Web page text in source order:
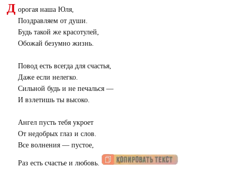
Д орогая наша Юля,
Поздравляем от души.
Будь такой же красотулей,
Обожай безумно жизнь.
Повод есть всегда для счастья,
Даже если нелегко.
Сильной будь и не печалься —
И взлетишь ты высоко.
Ангел пусть тебя укроет
От недобрых глаз и слов.
Все волнения — пустое,
Раз есть счастье и любовь.